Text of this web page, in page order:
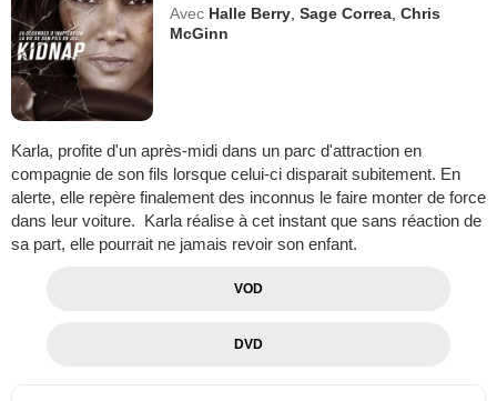
Avec Halle Berry ,Sage Correa ,Chris
McGinn
Karla, profite d'un après-midi dans un parc d'attraction en
compagnie de son fils lorsque celui-ci disparait subitement. En
alerte, elle repère finalement des inconnus le faire monter de force
dans leur voiture. Karla réalise à cet instant que sans réaction de
sa part, elle pourrait ne jamais revoir son enfant.
VOD
DVD